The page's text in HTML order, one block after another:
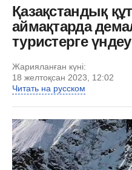
Қазақстандық
аймақтарда
туристерге
Жарияланған күні:
18 желтоқсан 2023, 12:02
Читать на русском